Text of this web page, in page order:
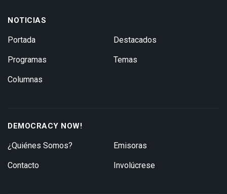
NOTICIAS
Portada
Programas
Columnas
Destacados
Temas
DEMOCRACY NOW!
¿Quiénes Somos?
Contacto
Emisoras
Involúcrese